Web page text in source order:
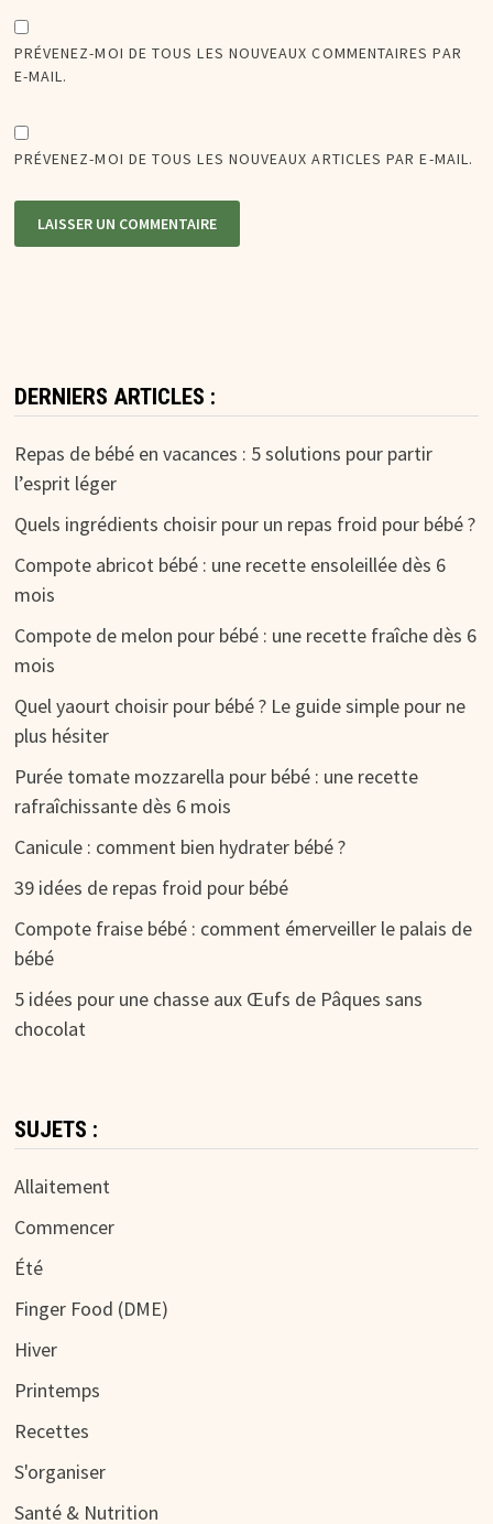
PRÉVENEZ-MOI DE TOUS LES NOUVEAUX COMMENTAIRES PAR
E-MAIL.
PRÉVENEZ-MOI DE TOUS LES NOUVEAUX ARTICLES PAR E-MAIL.
DERNIERS ARTICLES :
Repas de bébé en vacances : 5 solutions pour partir
l’esprit léger
Quels ingrédients choisir pour un repas froid pour bébé ?
Compote abricot bébé : une recette ensoleillée dès 6
mois
Compote de melon pour bébé : une recette fraîche dès 6
mois
Quel yaourt choisir pour bébé ? Le guide simple pour ne
plus hésiter
Purée tomate mozzarella pour bébé : une recette
rafraîchissante dès 6 mois
Canicule : comment bien hydrater bébé ?
39 idées de repas froid pour bébé
Compote fraise bébé : comment émerveiller le palais de
bébé
5 idées pour une chasse aux Œufs de Pâques sans
chocolat
SUJETS :
Allaitement
Commencer
Été
Finger Food (DME)
Hiver
Printemps
Recettes
S'organiser
Santé & Nutrition